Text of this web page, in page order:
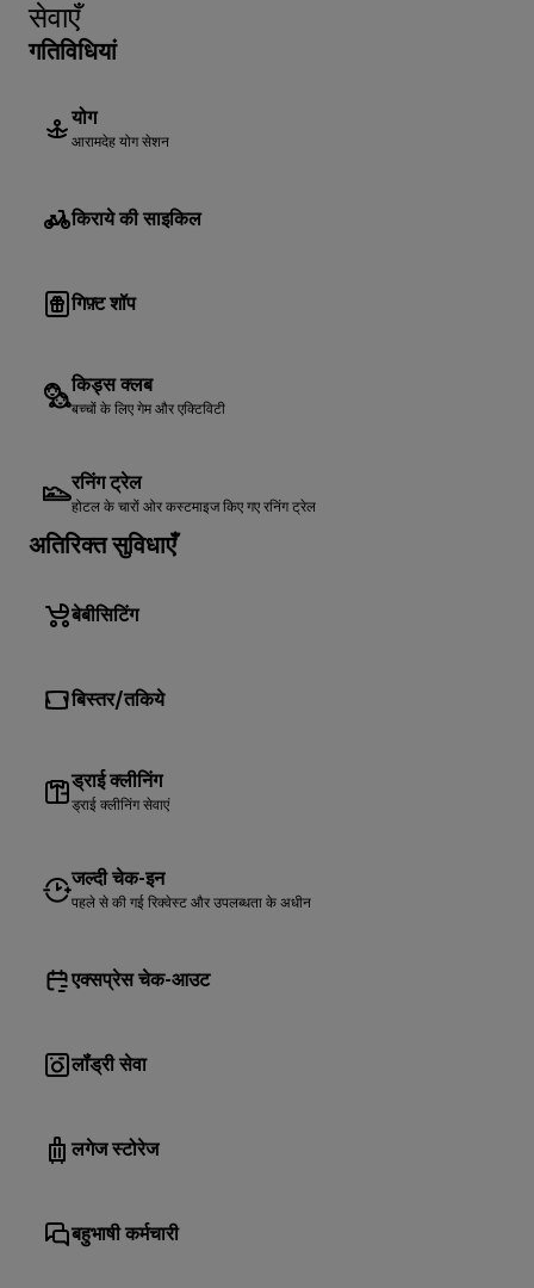
सेवाएँ
गतिविधियां
योग
आरामदेह योग सेशन
किराये की साइकिल
गिफ़्ट शॉप
किड्स क्लब
बच्चों के लिए गेम और एक्टिविटी
रनिंग ट्रेल
होटल के चारों ओर कस्टमाइज किए गए रनिंग ट्रेल
अतिरिक्त सुविधाएँ
बेबीसिटिंग
बिस्तर/तकिये
ड्राई क्लीनिंग
ड्राई क्लीनिंग सेवाएं
जल्दी चेक-इन
पहले से की गई रिक्वेस्ट और उपलब्धता के अधीन
एक्सप्रेस चेक-आउट
लॉंड्री सेवा
लगेज स्टोरेज
बहुभाषी कर्मचारी